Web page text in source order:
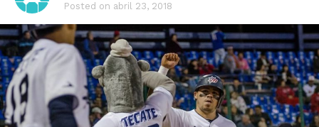
Posted on abril 23, 2018